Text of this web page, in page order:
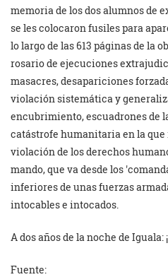
memoria de los dos alumnos de
se les colocaron fusiles para
lo largo de las 613 páginas de la
rosario de ejecuciones
masacres, desapariciones
violación sistemática y
encubrimiento, escuadrones de
catástrofe humanitaria en la
violación de los derechos
mando, que va desde los
inferiores de unas fuerzas
intocables e intocados.
A dos años de la noche de Iguala:
Fuente: